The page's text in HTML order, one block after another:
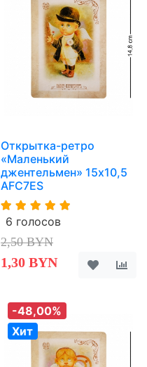
Открытка-ретро
«Маленький
джентельмен» 15х10,5
AFC7ES
6 голосов
2,50 BYN
1,30 BYN
-48,00%
Хит